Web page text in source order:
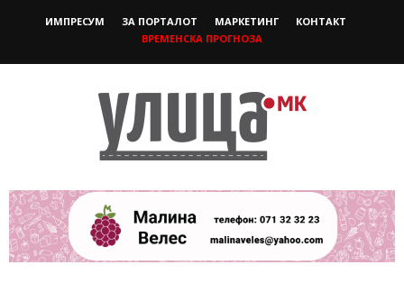
ИМПРЕСУМ ЗА ПОРТАЛОТ МАРКЕТИНГ
КОНТАКТ
ВРЕМЕНСКА ПРОГНОЗА